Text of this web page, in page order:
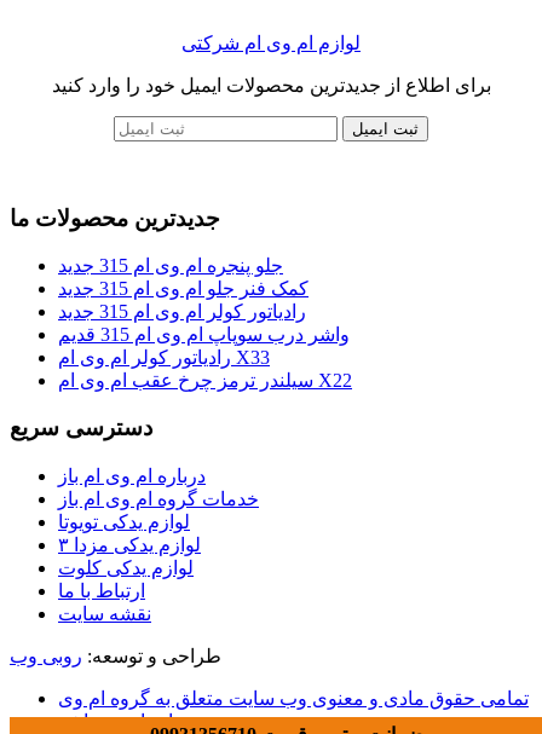
لوازم ام وی ام شرکتی
برای اطلاع از جدیدترین محصولات ایمیل خود را وارد کنید
ثبت ایمیل
جدیدترین محصولات ما
جلو پنجره ام وی ام 315 جدید
کمک فنر جلو ام وی ام 315 جدید
رادیاتور کولر ام وی ام 315 جدید
واشر درب سوپاپ ام وی ام 315 قدیم
رادیاتور کولر ام وی ام X33
سیلندر ترمز چرخ عقب ام وی ام X22
دسترسی سریع
درباره ام وی ام باز
خدمات گروه ام وی ام باز
لوازم یدکی تویوتا
لوازم یدکی مزدا ۳
لوازم یدکی کلوت
ارتباط با ما
نقشه سایت
طراحی و توسعه: روبی وب
تمامی حقوق مادی و معنوی وب سایت متعلق به گروه ام وی
ام باز می باشد